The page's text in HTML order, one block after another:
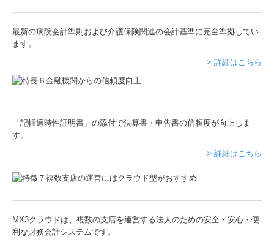
最新の病院会計準則および介護保険関連の会計基準に完全準拠してい
ます。
> 詳細はこちら
「記帳適時性証明書」の添付で決算書・申告書の信頼度が向上しま
す。
> 詳細はこちら
MX3クラウドは、複数の支店を運営する法人のための安全・安心・便
利な財務会計システムです。